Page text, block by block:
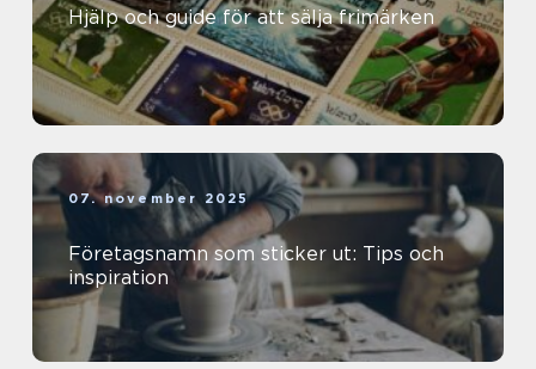
Hjälp och guide för att sälja frimärken
07. november 2025
Företagsnamn som sticker ut: Tips och
inspiration